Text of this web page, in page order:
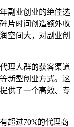
副业创业的绝佳选
片时间创造额外收
空间大，对副业创
理人群的获客渠道
新型创业方式。这
供了一个高效、专
超过70%的代理商